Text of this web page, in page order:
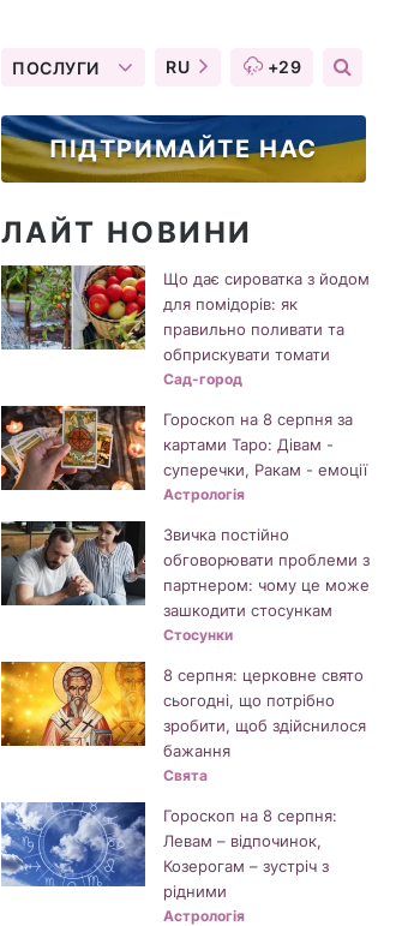
ПОСЛУГИ RU +29
ПІДТРИМАЙТЕ НАС
ЛАЙТ НОВИНИ
Що дає сироватка з йодом
для помідорів: як
правильно поливати та
обприскувати томати
Сад-город
Гороскоп на 8 серпня за
картами Таро: Дівам -
суперечки, Ракам - емоції
Астрологія
Звичка постійно
обговорювати проблеми з
партнером: чому це може
зашкодити стосункам
Стосунки
8 серпня: церковне свято
сьогодні, що потрібно
зробити, щоб здійснилося
бажання
Свята
Гороскоп на 8 серпня:
Левам – відпочинок,
Козерогам – зустріч з
рідними
Астрологія